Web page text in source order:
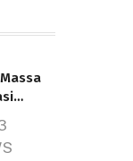
Kali.